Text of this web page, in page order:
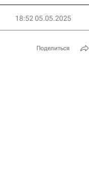
18:52 05.05.2025
Поделиться